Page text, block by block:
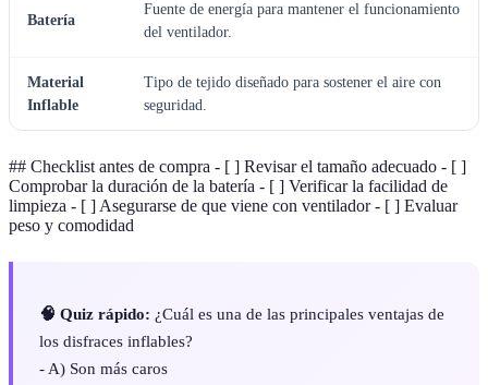
Batería
Fuente de energía para mantener el funcionamiento
del ventilador.
Material
Inflable
Tipo de tejido diseñado para sostener el aire con
seguridad.
## Checklist antes de compra - [ ] Revisar el tamaño adecuado - [ ]
Comprobar la duración de la batería - [ ] Verificar la facilidad de
limpieza - [ ] Asegurarse de que viene con ventilador - [ ] Evaluar
peso y comodidad
🧠 Quiz rápido: ¿Cuál es una de las principales ventajas de
los disfraces inflables?
- A) Son más caros